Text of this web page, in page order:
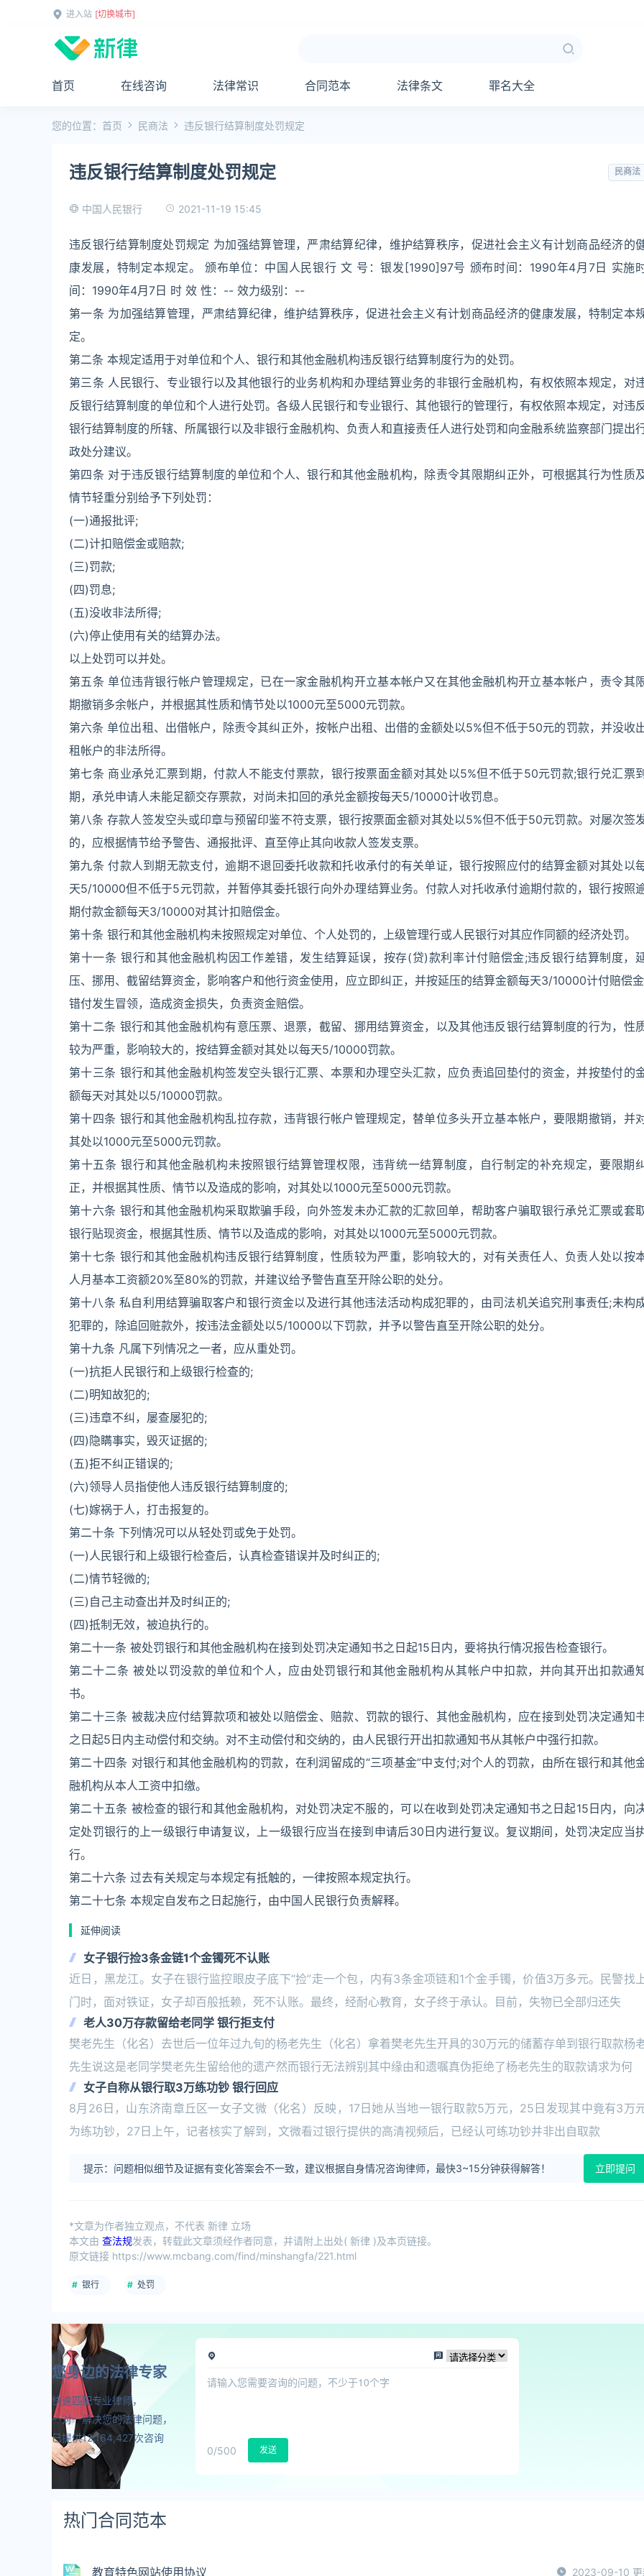
进入站 [切换城市]
首页 在线咨询 法律常识 合同范本 法律条文 罪名大全
您的位置： 首页 民商法 违反银行结算制度处罚规定
违反银行结算制度处罚规定 民商法
中国人民银行 2021-11-19 15:45
违反银行结算制度处罚规定 为加强结算管理，严肃结算纪律，维护结算秩序，促进社会主义有计划商品经济的
康发展，特制定本规定。 颁布单位：中国人民银行 文 号：银发[1990]97号 颁布时间：1990年4月7日 实施
间：1990年4月7日 时 效 性：-- 效力级别：--
第一条 为加强结算管理，严肃结算纪律，维护结算秩序，促进社会主义有计划商品经济的健康发展，特制定本
定。
第二条 本规定适用于对单位和个人、银行和其他金融机构违反银行结算制度行为的处罚。
第三条 人民银行、专业银行以及其他银行的业务机构和办理结算业务的非银行金融机构，有权依照本规定，对
反银行结算制度的单位和个人进行处罚。各级人民银行和专业银行、其他银行的管理行，有权依照本规定，对违
银行结算制度的所辖、所属银行以及非银行金融机构、负责人和直接责任人进行处罚和向金融系统监察部门提出
政处分建议。
第四条 对于违反银行结算制度的单位和个人、银行和其他金融机构，除责令其限期纠正外，可根据其行为性质
情节轻重分别给予下列处罚：
(一)通报批评;
(二)计扣赔偿金或赔款;
(三)罚款;
(四)罚息;
(五)没收非法所得;
(六)停止使用有关的结算办法。
以上处罚可以并处。
第五条 单位违背银行帐户管理规定，已在一家金融机构开立基本帐户又在其他金融机构开立基本帐户，责令其
期撤销多余帐户，并根据其性质和情节处以1000元至5000元罚款。
第六条 单位出租、出借帐户，除责令其纠正外，按帐户出租、出借的金额处以5%但不低于50元的罚款，并没收
租帐户的非法所得。
第七条 商业承兑汇票到期，付款人不能支付票款，银行按票面金额对其处以5%但不低于50元罚款;银行兑汇票
期，承兑申请人未能足额交存票款，对尚未扣回的承兑金额按每天5/10000计收罚息。
第八条 存款人签发空头或印章与预留印鉴不符支票，银行按票面金额对其处以5%但不低于50元罚款。对屡次签
的，应根据情节给予警告、通报批评、直至停止其向收款人签发支票。
第九条 付款人到期无款支付，逾期不退回委托收款和托收承付的有关单证，银行按照应付的结算金额对其处以
天5/10000但不低于5元罚款，并暂停其委托银行向外办理结算业务。付款人对托收承付逾期付款的，银行按照
期付款金额每天3/10000对其计扣赔偿金。
第十条 银行和其他金融机构未按照规定对单位、个人处罚的，上级管理行或人民银行对其应作同额的经济处罚。
第十一条 银行和其他金融机构因工作差错，发生结算延误，按存(贷)款利率计付赔偿金;违反银行结算制度，
压、挪用、截留结算资金，影响客户和他行资金使用，应立即纠正，并按延压的结算金额每天3/10000计付赔偿
错付发生冒领，造成资金损失，负责资金赔偿。
第十二条 银行和其他金融机构有意压票、退票，截留、挪用结算资金，以及其他违反银行结算制度的行为，性
较为严重，影响较大的，按结算金额对其处以每天5/10000罚款。
第十三条 银行和其他金融机构签发空头银行汇票、本票和办理空头汇款，应负责追回垫付的资金，并按垫付的
额每天对其处以5/10000罚款。
第十四条 银行和其他金融机构乱拉存款，违背银行帐户管理规定，替单位多头开立基本帐户，要限期撤销，并
其处以1000元至5000元罚款。
第十五条 银行和其他金融机构未按照银行结算管理权限，违背统一结算制度，自行制定的补充规定，要限期
正，并根据其性质、情节以及造成的影响，对其处以1000元至5000元罚款。
第十六条 银行和其他金融机构采取欺骗手段，向外签发未办汇款的汇款回单，帮助客户骗取银行承兑汇票或套
银行贴现资金，根据其性质、情节以及造成的影响，对其处以1000元至5000元罚款。
第十七条 银行和其他金融机构违反银行结算制度，性质较为严重，影响较大的，对有关责任人、负责人处以按
人月基本工资额20%至80%的罚款，并建议给予警告直至开除公职的处分。
第十八条 私自利用结算骗取客户和银行资金以及进行其他违法活动构成犯罪的，由司法机关追究刑事责任;未构
犯罪的，除追回赃款外，按违法金额处以5/10000以下罚款，并予以警告直至开除公职的处分。
第十九条 凡属下列情况之一者，应从重处罚。
(一)抗拒人民银行和上级银行检查的;
(二)明知故犯的;
(三)违章不纠，屡查屡犯的;
(四)隐瞒事实，毁灭证据的;
(五)拒不纠正错误的;
(六)领导人员指使他人违反银行结算制度的;
(七)嫁祸于人，打击报复的。
第二十条 下列情况可以从轻处罚或免于处罚。
(一)人民银行和上级银行检查后，认真检查错误并及时纠正的;
(二)情节轻微的;
(三)自己主动查出并及时纠正的;
(四)抵制无效，被迫执行的。
第二十一条 被处罚银行和其他金融机构在接到处罚决定通知书之日起15日内，要将执行情况报告检查银行。
第二十二条 被处以罚没款的单位和个人，应由处罚银行和其他金融机构从其帐户中扣款，并向其开出扣款通
书。
第二十三条 被裁决应付结算款项和被处以赔偿金、赔款、罚款的银行、其他金融机构，应在接到处罚决定通知
之日起5日内主动偿付和交纳。对不主动偿付和交纳的，由人民银行开出扣款通知书从其帐户中强行扣款。
第二十四条 对银行和其他金融机构的罚款，在利润留成的“三项基金”中支付;对个人的罚款，由所在银行和其他
融机构从本人工资中扣缴。
第二十五条 被检查的银行和其他金融机构，对处罚决定不服的，可以在收到处罚决定通知书之日起15日内，向
定处罚银行的上一级银行申请复议，上一级银行应当在接到申请后30日内进行复议。复议期间，处罚决定应当
行。
第二十六条 过去有关规定与本规定有抵触的，一律按照本规定执行。
第二十七条 本规定自发布之日起施行，由中国人民银行负责解释。
延伸阅读
女子银行捡3条金链1个金镯死不认账
近日，黑龙江。女子在银行监控眼皮子底下“捡”走一个包，内有3条金项链和1个金手镯，价值3万多元。民警找
门时，面对铁证，女子却百般抵赖，死不认账。最终，经耐心教育，女子终于承认。目前，失物已全部归还失
老人30万存款留给老同学 银行拒支付
樊老先生（化名）去世后一位年过九旬的杨老先生（化名）拿着樊老先生开具的30万元的储蓄存单到银行取款杨
先生说这是老同学樊老先生留给他的遗产然而银行无法辨别其中缘由和遗嘱真伪拒绝了杨老先生的取款请求为何
女子自称从银行取3万练功钞 银行回应
8月26日，山东济南章丘区一女子文微（化名）反映，17日她从当地一银行取款5万元，25日发现其中竟有3万
为练功钞，27日上午，记者核实了解到，文微看过银行提供的高清视频后，已经认可练功钞并非出自取款
提示：问题相似细节及证据有变化答案会不一致，建议根据自身情况咨询律师，最快3~15分钟获得解答！ 立即提问
*文章为作者独立观点，不代表 新律 立场
本文由 查法规发表，转载此文章须经作者同意，并请附上出处( 新律 )及本页链接。
原文链接 https://www.mcbang.com/find/minshangfa/221.html
银行 处罚
您身边的法律专家
快速匹配专业律师，
一对一解决您的法律问题，
已提供12,164,427次咨询
0/500 发送
热门合同范本
教育特色网站使用协议 2023-09-10 更